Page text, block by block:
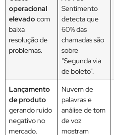
operacional
elevado com
baixa
resolução de
problemas.
Sentimento
detecta que
60% das
chamadas são
sobre
“Segunda via
de boleto”.
Lançamento
de produto
gerando ruído
negativo no
mercado.
Nuvem de
palavras e
análise de tom
de voz
mostram